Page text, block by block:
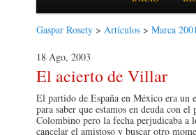
Gaspar Rosety > Artículos > Marca
18 Ago, 2003
El acierto de Villar
El partido de España en México era un
para saber que estamos en deuda con
Colombino pero la fecha perjudicaba a
cancelar el amistoso y buscar otro